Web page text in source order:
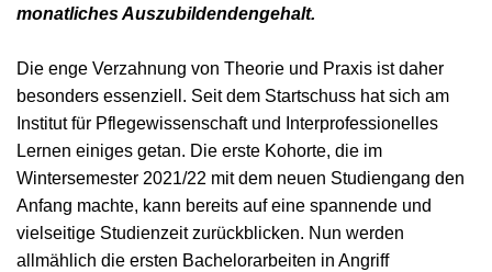
monatliches Auszubildendengehalt.
Die enge Verzahnung von Theorie und Praxis ist daher
besonders essenziell. Seit dem Startschuss hat sich am
Institut für Pflegewissenschaft und Interprofessionelles
Lernen einiges getan. Die erste Kohorte, die im
Wintersemester 2021/22 mit dem neuen Studiengang den
Anfang machte, kann bereits auf eine spannende und
vielseitige Studienzeit zurückblicken. Nun werden
allmählich die ersten Bachelorarbeiten in Angriff